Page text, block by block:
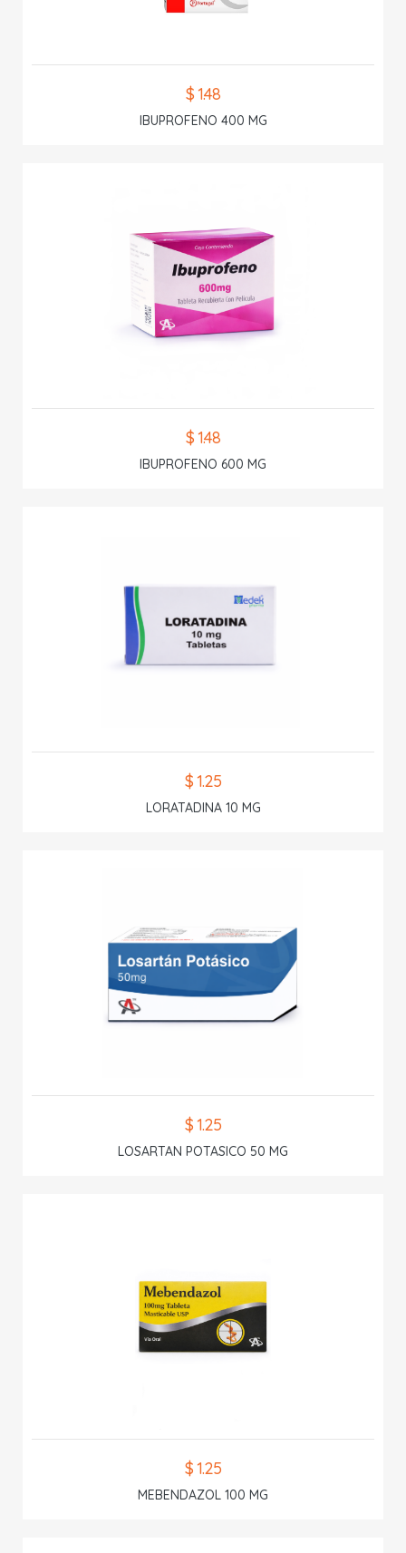
$ 1.48
IBUPROFENO 400 MG
$ 1.48
IBUPROFENO 600 MG
$ 1.25
LORATADINA 10 MG
$ 1.25
LOSARTAN POTASICO 50 MG
$ 1.25
MEBENDAZOL 100 MG